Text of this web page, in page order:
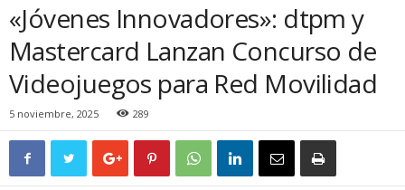
«Jóvenes Innovadores»: dtpm y
Mastercard Lanzan Concurso de
Videojuegos para Red Movilidad
5 noviembre, 2025 289